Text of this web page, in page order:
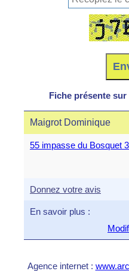
Fiche présente sur
Maigrot Dominique
55 impasse du Bosquet
Donnez votre avis
En savoir plus :
Agence internet :